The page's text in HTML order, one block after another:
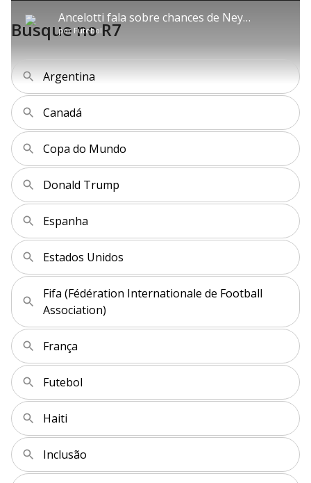
P
l
a
y
V
i
d
e
o
Ancelotti fala sobre chances de Neymar jogar a Copa: ‘Tem que estar 100%’
por Futebol
t
a
r
1
u
n
o
a
n
ç
a
d
u
:
1
.
6
b
l
o
Busque no R7
Argentina
Canadá
Copa do Mundo
Donald Trump
Espanha
Estados Unidos
Fifa (Fédération Internationale de Football
Association)
França
Futebol
Haiti
Inclusão